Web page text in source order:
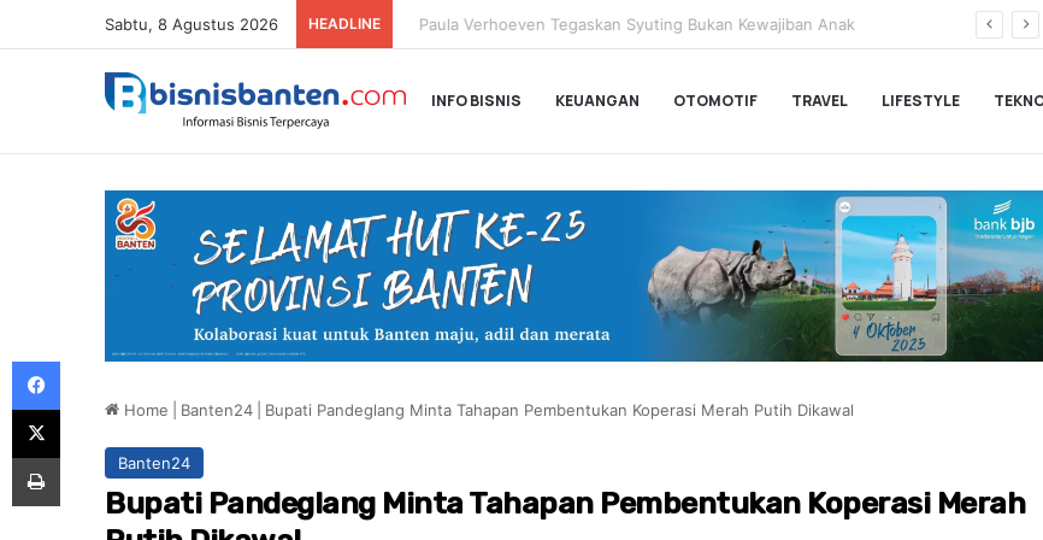
Sabtu, 8 Agustus 2026 HEADLINE Paula Verhoeven Tegaskan Syuting Bukan Kewajiban Anak
INFO BISNIS KEUANGAN OTOMOTIF TRAVEL LIFESTYLE
Home Banten24 Bupati Pandeglang Minta Tahapan Pembentukan Koperasi Merah Putih Dikawal
Banten24
Bupati Pandeglang Minta Tahapan Pembentukan Koperasi Merah
Facebook